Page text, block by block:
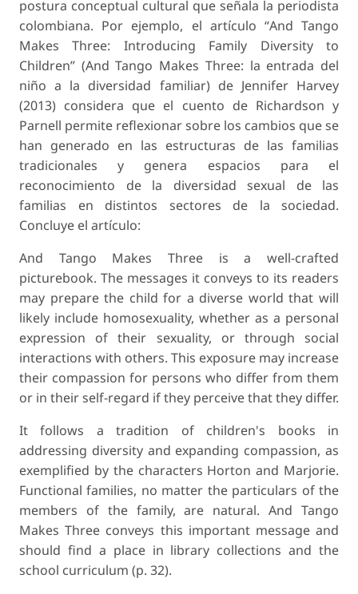
postura conceptual cultural que señala la periodista
colombiana. Por ejemplo, el artículo “And Tango
Makes Three: Introducing Family Diversity to
Children” (And Tango Makes Three: la entrada del
niño a la diversidad familiar) de Jennifer Harvey
(2013) considera que el cuento de Richardson y
Parnell permite reflexionar sobre los cambios que se
han generado en las estructuras de las familias
tradicionales y genera espacios para el
reconocimiento de la diversidad sexual de las
familias en distintos sectores de la sociedad.
Concluye el artículo:
And Tango Makes Three is a well-crafted
picturebook. The messages it conveys to its readers
may prepare the child for a diverse world that will
likely include homosexuality, whether as a personal
expression of their sexuality, or through social
interactions with others. This exposure may increase
their compassion for persons who differ from them
or in their self-regard if they perceive that they differ.
It follows a tradition of children's books in
addressing diversity and expanding compassion, as
exemplified by the characters Horton and Marjorie.
Functional families, no matter the particulars of the
members of the family, are natural.And Tango
Makes Three conveys this important message and
should find a place in library collections and the
school curriculum (p. 32).